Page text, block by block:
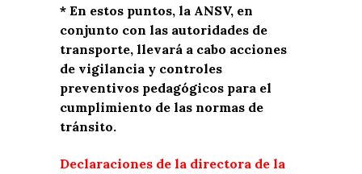
* En estos puntos, la ANSV, en
conjunto con las autoridades de
transporte, llevará a cabo acciones
de vigilancia y controles
preventivos pedagógicos para el
cumplimiento de las normas de
tránsito.
Declaraciones de la directora de la